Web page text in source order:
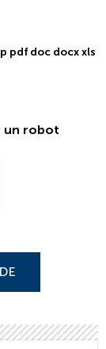
pdf doc docx xls
un robot